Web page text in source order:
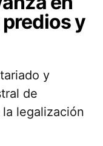
y
y
de
legalización